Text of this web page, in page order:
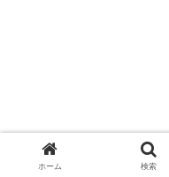
ホーム 検索